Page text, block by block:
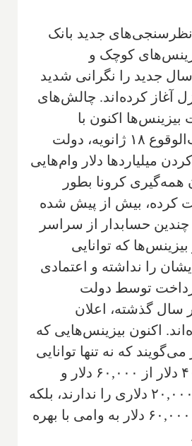
جدید بانک
کوچک و
جدید را نگرانی شدید
آغاز کرده‌اند. چالش‌های
اکنون با
ضرب‌الاجل قریب‌الوقوع ۱۸ ژانویه، دولت
میلیاردها دلار وام‌هایی
کرونا بطور
کرده، بیش از پیش شده
چندین حسابدار از سراسر
که توانایی
را نداشته و اعتمادی
توسط دولت
سال گذشته، اعلان
اکنون بیزینس‌هایی که
می‌گویند که نه تنها توانایی
بازپرداخت ۴۰,۰۰۰ دلار از ۶۰,۰۰۰ دلار و
دریافت بخشش ۲۰,۰۰۰ دلاری را ندارند، بلکه
حتی با تبدیل این ۶۰,۰۰۰ دلار به وامی با بهره